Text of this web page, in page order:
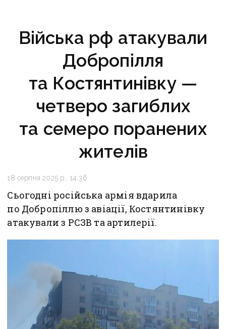
Війська рф атакували
Добропілля
та Костянтинівку —
четверо загиблих
та семеро поранених
жителів
18 серпня 2025 р., 14:36
Сьогодні російська армія вдарила
по Добропіллю з авіації, Костянтинівку
атакували з РСЗВ та артилерії.